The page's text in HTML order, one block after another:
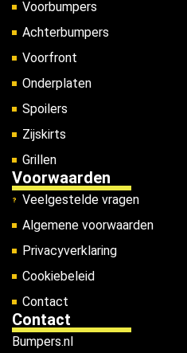
Voorbumpers
Achterbumpers
Voorfront
Onderplaten
Spoilers
Zijskirts
Grillen
Voorwaarden
Veelgestelde vragen
Algemene voorwaarden
Privacyverklaring
Cookiebeleid
Contact
Contact
Bumpers.nl